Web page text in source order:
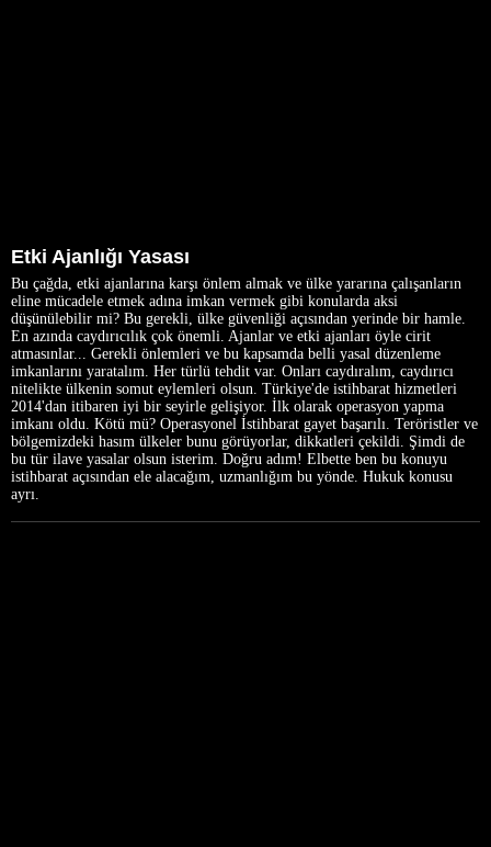
Etki Ajanlığı Yasası
Bu çağda, etki ajanlarına karşı önlem almak ve ülke yararına çalışanların
eline mücadele etmek adına imkan vermek gibi konularda aksi
düşünülebilir mi? Bu gerekli, ülke güvenliği açısından yerinde bir hamle.
En azında caydırıcılık çok önemli. Ajanlar ve etki ajanları öyle cirit
atmasınlar... Gerekli önlemleri ve bu kapsamda belli yasal düzenleme
imkanlarını yaratalım. Her türlü tehdit var. Onları caydıralım, caydırıcı
nitelikte ülkenin somut eylemleri olsun. Türkiye'de istihbarat hizmetleri
2014'dan itibaren iyi bir seyirle gelişiyor. İlk olarak operasyon yapma
imkanı oldu. Kötü mü? Operasyonel İstihbarat gayet başarılı. Teröristler ve
bölgemizdeki hasım ülkeler bunu görüyorlar, dikkatleri çekildi. Şimdi de
bu tür ilave yasalar olsun isterim. Doğru adım! Elbette ben bu konuyu
istihbarat açısından ele alacağım, uzmanlığım bu yönde. Hukuk konusu
ayrı.